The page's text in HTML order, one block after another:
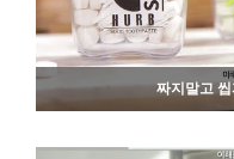
짜지말고